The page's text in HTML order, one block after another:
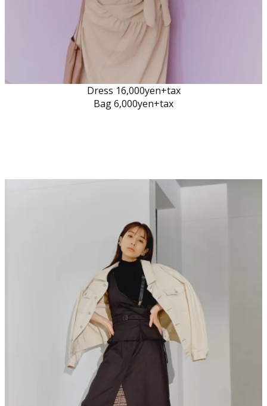
Dress 16,000yen+tax
Bag 6,000yen+tax